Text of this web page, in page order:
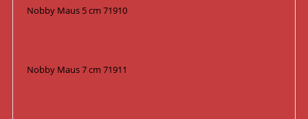
Nobby Maus 5 cm 71910
Nobby Maus 7 cm 71911